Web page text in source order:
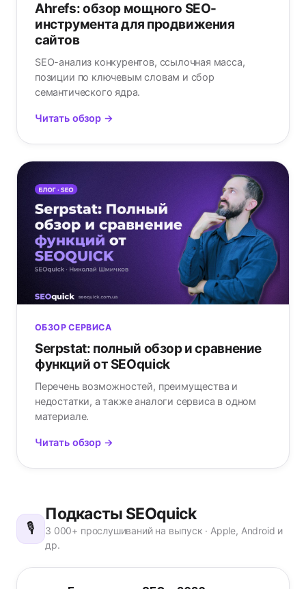
Ahrefs: обзор мощного SEO-
инструмента для продвижения
сайтов
SEO-анализ конкурентов, ссылочная масса,
позиции по ключевым словам и сбор
семантического ядра.
Читать обзор →
ОБЗОР СЕРВИСА
Serpstat: полный обзор и сравнение
функций от SEOquick
Перечень возможностей, преимущества и
недостатки, а также аналоги сервиса в одном
материале.
Читать обзор →
🎙️
Подкасты SEOquick
3 000+ прослушиваний на выпуск · Apple, Android и
др.